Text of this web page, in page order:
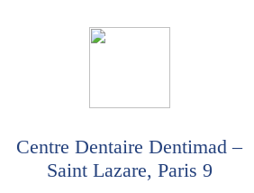
Centre Dentaire Dentimad –
Saint Lazare, Paris 9